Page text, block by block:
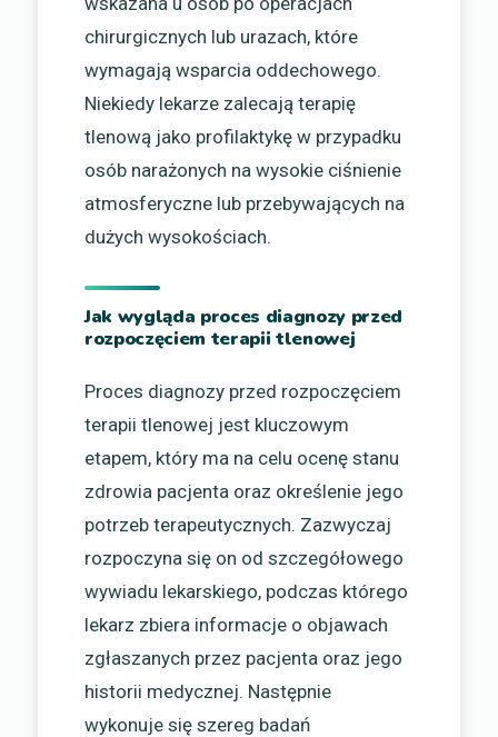
chirurgicznych lub urazach, które
wymagają wsparcia oddechowego.
Niekiedy lekarze zalecają terapię
tlenową jako profilaktykę w przypadku
osób narażonych na wysokie ciśnienie
atmosferyczne lub przebywających na
dużych wysokościach.
Jak wygląda proces diagnozy przed
rozpoczęciem terapii tlenowej
Proces diagnozy przed rozpoczęciem
terapii tlenowej jest kluczowym
etapem, który ma na celu ocenę stanu
zdrowia pacjenta oraz określenie jego
potrzeb terapeutycznych. Zazwyczaj
rozpoczyna się on od szczegółowego
wywiadu lekarskiego, podczas którego
lekarz zbiera informacje o objawach
zgłaszanych przez pacjenta oraz jego
historii medycznej. Następnie
wykonuje się szereg badań